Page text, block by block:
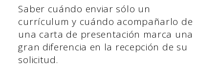
Saber cuándo enviar sólo un
currículum y cuándo acompañarlo de
una carta de presentación marca una
gran diferencia en la recepción de su
solicitud.